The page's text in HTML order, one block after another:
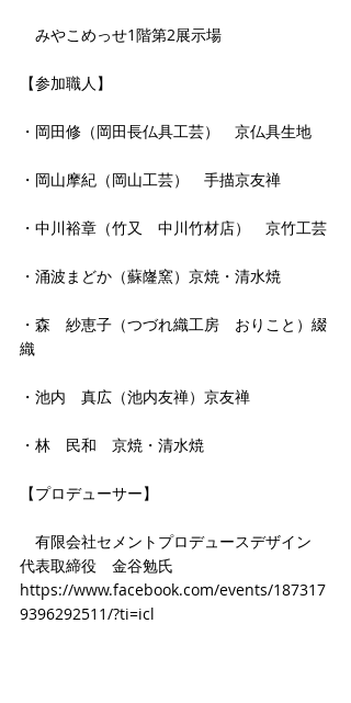
みやこめっせ1階第2展示場
【参加職人】
・岡田修（岡田長仏具工芸）　京仏具生地
・岡山摩紀（岡山工芸）　手描京友禅
・中川裕章（竹又　中川竹材店）　京竹工芸
・涌波まどか（蘇嶐窯）京焼・清水焼
・森　紗恵子（つづれ織工房　おりこと）綴
織
・池内　真広（池内友禅）京友禅
・林　民和　京焼・清水焼
【プロデューサー】
有限会社セメントプロデュースデザイン
代表取締役　金谷勉氏
https://www.facebook.com/events/187317
9396292511/?ti=icl